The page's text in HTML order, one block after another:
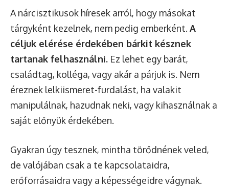
A nárcisztikusok híresek arról, hogy másokat
tárgyként kezelnek, nem pedig emberként. A
céljuk elérése érdekében bárkit késznek
tartanak felhasználni. Ez lehet egy barát,
családtag, kolléga, vagy akár a párjuk is. Nem
éreznek lelkiismeret-furdalást, ha valakit
manipulálnak, hazudnak neki, vagy kihasználnak a
saját előnyük érdekében.
Gyakran úgy tesznek, mintha törődnének veled,
de valójában csak a te kapcsolataidra,
erőforrásaidra vagy a képességeidre vágynak.